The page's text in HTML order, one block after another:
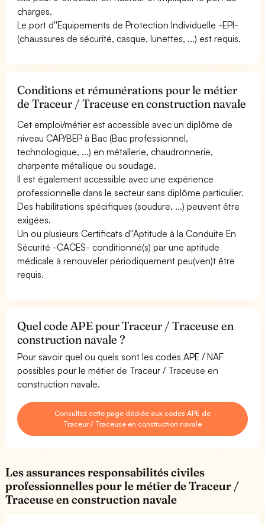
charges.
Le port d''Equipements de Protection Individuelle -EPI-
(chaussures de sécurité, casque, lunettes, ...) est requis.
Conditions et rémunérations pour le métier
de Traceur / Traceuse en construction navale
Cet emploi/métier est accessible avec un diplôme de
niveau CAP/BEP à Bac (Bac professionnel,
technologique, ...) en métallerie, chaudronnerie,
charpente métallique ou soudage.
Il est également accessible avec une expérience
professionnelle dans le secteur sans diplôme particulier.
Des habilitations spécifiques (soudure, ...) peuvent être
exigées.
Un ou plusieurs Certificats d''Aptitude à la Conduite En
Sécurité -CACES- conditionné(s) par une aptitude
médicale à renouveler périodiquement peu(ven)t être
requis.
Quel code APE pour Traceur / Traceuse en
construction navale ?
Pour savoir quel ou quels sont les codes APE / NAF
possibles pour le métier de Traceur / Traceuse en
construction navale.
Consultez cette page dédiée aux codes APE de
Traceur / Traceuse en construction navale
Les assurances responsabilités civiles
professionnelles pour le métier de Traceur /
Traceuse en construction navale